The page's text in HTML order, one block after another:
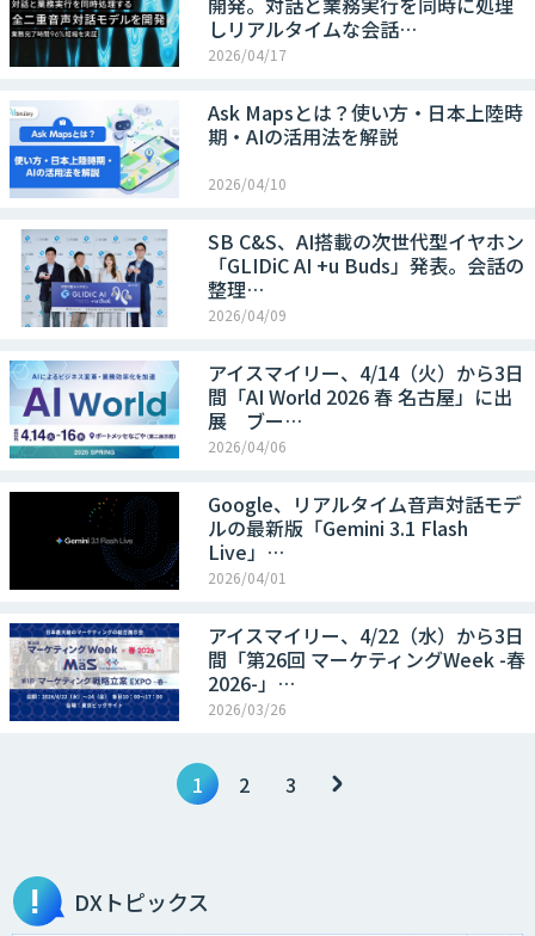
しリアルタイムな会話…
2026/04/17
Ask Mapsとは？使い方・日本上陸時
期・AIの活用法を解説
2026/04/10
SB C&S、AI搭載の次世代型イヤホン
「GLIDiC AI +u Buds」発表。会話の
整理…
2026/04/09
アイスマイリー、4/14（火）から3日
間「AI World 2026 春 名古屋」に出
展 ブー…
2026/04/06
Google、リアルタイム音声対話モデ
ルの最新版「Gemini 3.1 Flash
Live」…
2026/04/01
アイスマイリー、4/22（水）から3日
間「第26回 マーケティングWeek -春
2026-」…
2026/03/26
1 2 3
DXトピックス